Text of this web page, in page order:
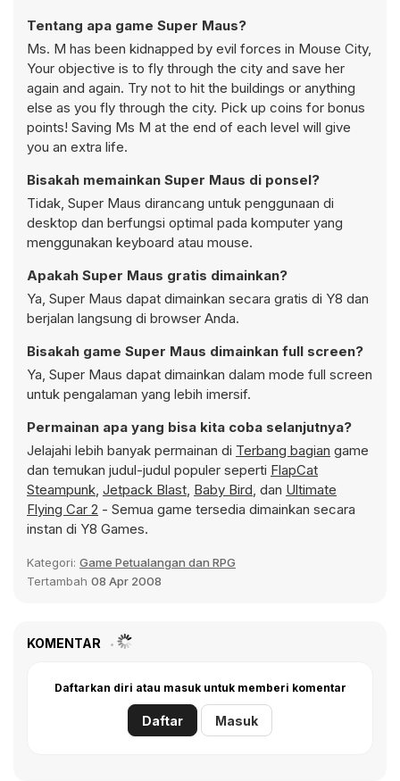
Tentang apa game Super Maus?
Ms. M has been kidnapped by evil forces in Mouse City,
Your objective is to fly through the city and save her
again and again. Try not to hit the buildings or anything
else as you fly through the city. Pick up coins for bonus
points! Saving Ms M at the end of each level will give
you an extra life.
Bisakah memainkan Super Maus di ponsel?
Tidak, Super Maus dirancang untuk penggunaan di
desktop dan berfungsi optimal pada komputer yang
menggunakan keyboard atau mouse.
Apakah Super Maus gratis dimainkan?
Ya, Super Maus dapat dimainkan secara gratis di Y8 dan
berjalan langsung di browser Anda.
Bisakah game Super Maus dimainkan full screen?
Ya, Super Maus dapat dimainkan dalam mode full screen
untuk pengalaman yang lebih imersif.
Permainan apa yang bisa kita coba selanjutnya?
Jelajahi lebih banyak permainan di Terbang bagian game
dan temukan judul-judul populer seperti FlapCat
Steampunk, Jetpack Blast, Baby Bird, dan Ultimate
Flying Car 2 - Semua game tersedia dimainkan secara
instan di Y8 Games.
Kategori: Game Petualangan dan RPG
Tertambah 08 Apr 2008
KOMENTAR
Daftarkan diri atau masuk untuk memberi komentar
Daftar Masuk